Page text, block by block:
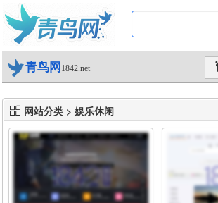
青鸟网 1842.net
网站分类 > 娱乐休闲